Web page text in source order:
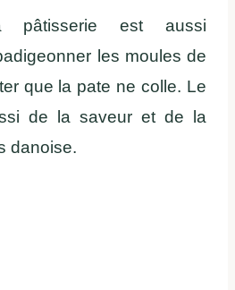
pâtisserie est aussi
les moules de
que la pate ne colle. Le
de la saveur et de la
danoise.